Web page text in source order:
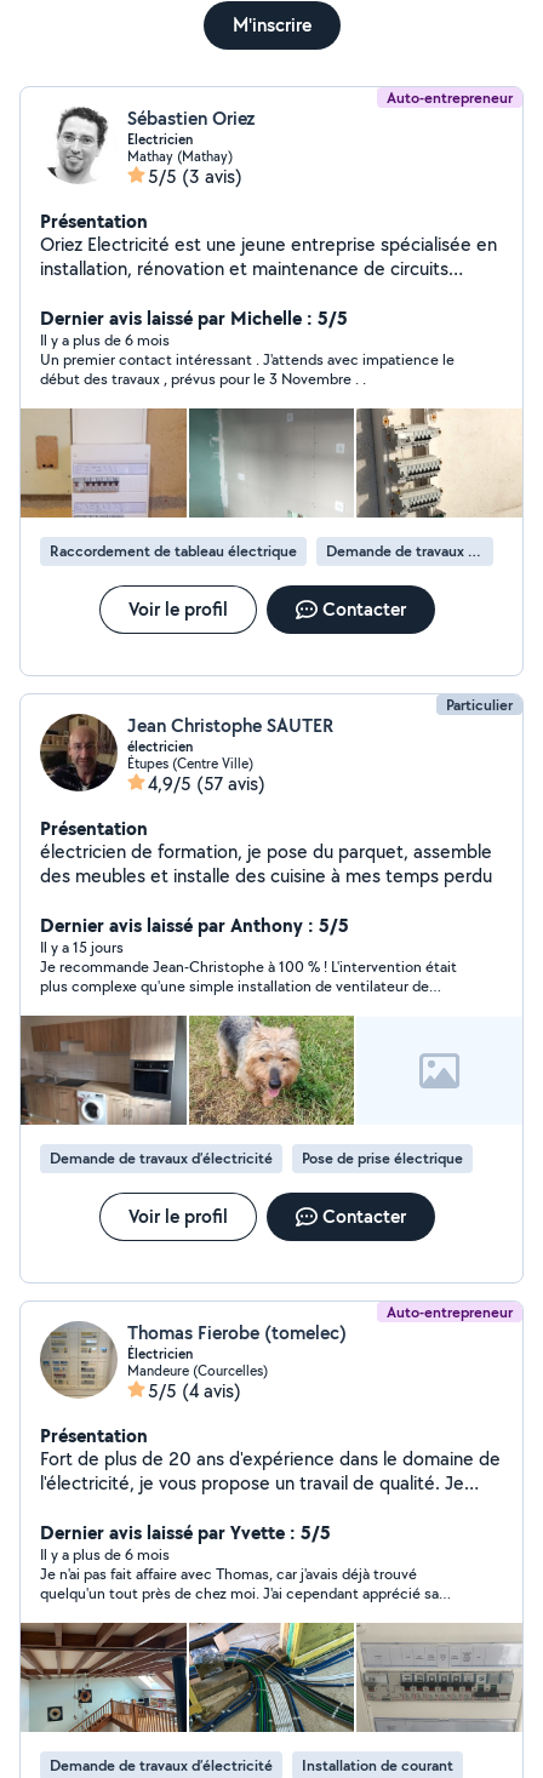
M'inscrire
Auto-entrepreneur
Sébastien Oriez
Electricien
Mathay (Mathay)
5/5 (3 avis)
Présentation
Oriez Electricité est une jeune entreprise spécialisée en
installation, rénovation et maintenance de circuits
sérieux, serviable, et à l'écoute de ces clients, Sébastien
Oriez vous propose ces services pour tous projets
électriques. Dans le respect des normes en vigueur,
Sébastien vous accompagne dans vos travaux de
rénovation, réparation, installation électrique. Devis
personnalisé gratuit
Dernier avis laissé par Michelle : 5/5
Il y a plus de 6 mois
Un premier contact intéressant . J'attends avec impatience le
début des travaux , prévus pour le 3 Novembre . .
Raccordement de tableau électrique Demande de travaux d’électricité
Voir le profil Contacter
Particulier
Jean Christophe SAUTER
électricien
Étupes (Centre Ville)
4,9/5 (57 avis)
Présentation
électricien de formation, je pose du parquet, assemble
des meubles et installe des cuisine à mes temps perdu
Dernier avis laissé par Anthony : 5/5
Il y a 15 jours
Je recommande Jean-Christophe à 100 % ! L'intervention était
plus complexe qu'une simple installation de ventilateur de
et de réaliser un travail impeccable. Il est très soigneux,
minutieux et ne compte pas son temps pour que tout soit
parfaitement réalisé. En plus d'être très professionnel, il est
agréable, à l'écoute et de bon conseil. Je suis entièrement
satisfait du résultat et je referai appel à lui sans hésiter. Merci
encore !
Demande de travaux d’électricité
Pose de prise électrique
Voir le profil Contacter
Auto-entrepreneur
Thomas Fierobe (tomelec)
Électricien
Mandeure (Courcelles)
5/5 (4 avis)
Présentation
Fort de plus de 20 ans d'expérience dans le domaine de
l'électricité, je vous propose un travail de qualité. Je
maison neuve ou rénovation Remplacement de tableau
Reprise Cuisine et salle de bain Création VMC et
remplacement moteur Encastrement gaine et box
Dernier avis laissé par Yvette : 5/5
Il y a plus de 6 mois
Je n'ai pas fait affaire avec Thomas, car j'avais déjà trouvé
quelqu'un tout près de chez moi. J'ai cependant apprécié sa
Demande de travaux d’électricité Installation de courant